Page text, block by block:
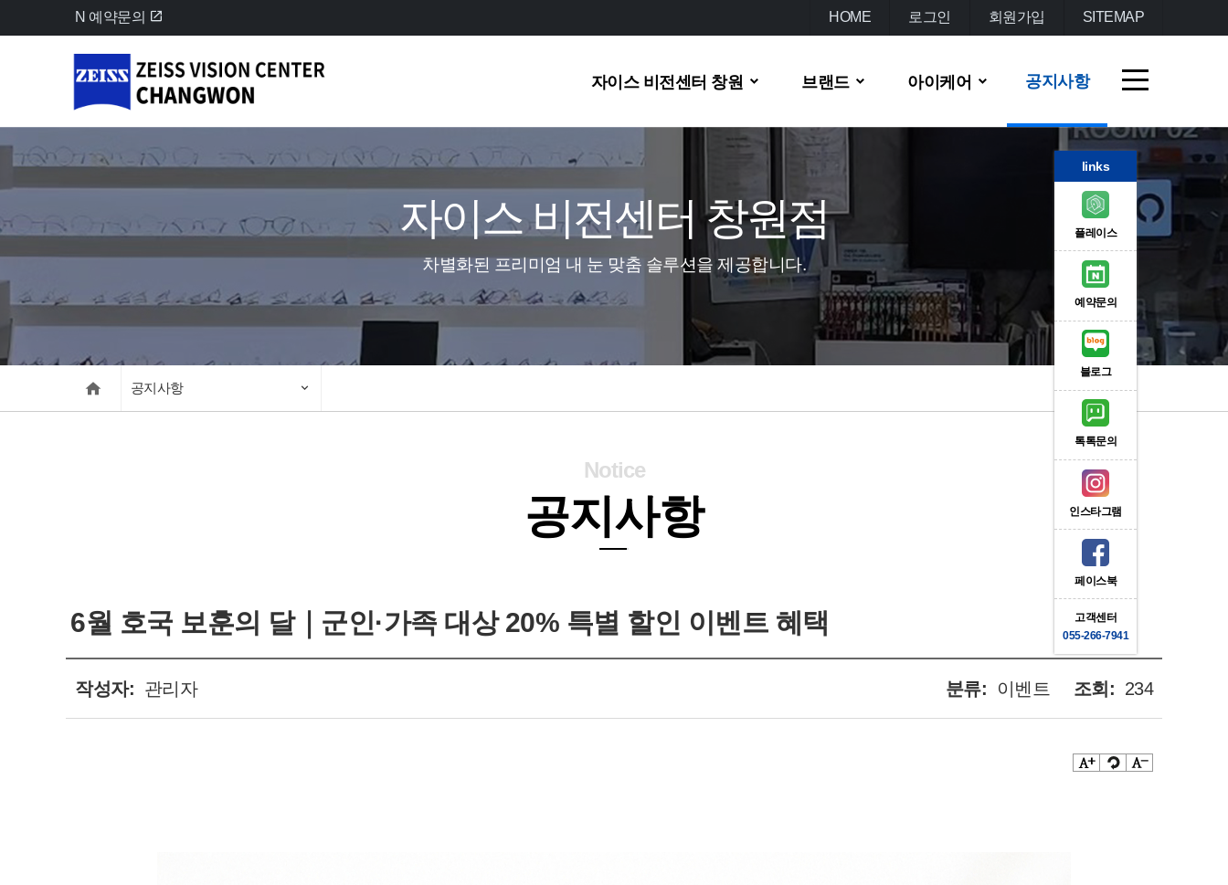
N 예약문의 HOME 로그인 회원가입 SITEMAP
영
자이스 비전센터 창원 브랜드 아이케어 공지사항
자이스 비전센터 창원점
차별화된 프리미엄 내 눈 맞춤 솔루션을 제공합니다.
공지사항
Notice
공지사항
6월 호국 보훈의 달｜군인·가족 대상 20% 특별 할인 이벤트 혜택
작성자: 관리자 분류: 이벤트 조회: 234
links
플레이스
예약문의
블로그
톡톡문의
인스타그램
페이스북
고객센터
055-266-7941